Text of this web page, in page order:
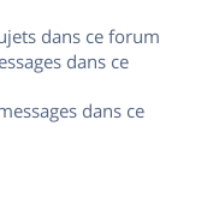
dans ce forum
dans ce
dans ce